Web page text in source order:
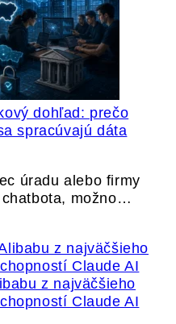
dohľad: prečo
spracúvajú dáta
úradu alebo firmy
možno…
z najväčšieho
Claude AI